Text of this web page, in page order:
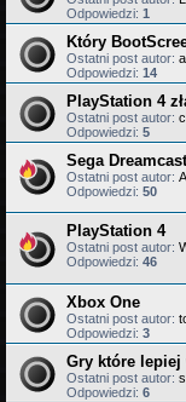
Odpowiedzi: 1
Który
Ostatni post autor:
Odpowiedzi: 14
PlayStation 4
Ostatni post autor:
Odpowiedzi: 5
Sega Dreamcast
Ostatni post autor:
Odpowiedzi: 50
PlayStation 4
Ostatni post autor:
Odpowiedzi: 46
Xbox One
Ostatni post autor:
Odpowiedzi: 3
Gry które lepiej
Ostatni post autor:
Odpowiedzi: 6